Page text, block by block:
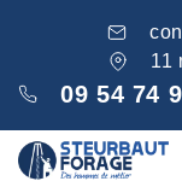
11
09 54 74